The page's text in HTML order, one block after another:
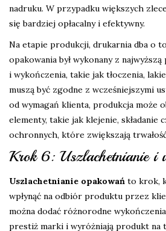
nadruku. W przypadku większych
się bardziej opłacalny i efektywny.
Na etapie produkcji, drukarnia dba o
opakowania był wykonany z najwyższą
i wykończenia, takie jak tłoczenia,
muszą być zgodne z wcześniejszymi
od wymagań klienta, produkcja może
elementy, takie jak klejenie, składanie
ochronnych, które zwiększają
Krok 6: Uszlachetnianie i
Uszlachetnianie opakowań to krok,
wpłynąć na odbiór produktu przez
można dodać różnorodne
prestiż marki i wyróżniają produkt na